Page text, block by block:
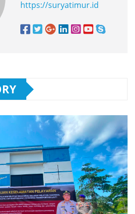
https://suryatimur.id